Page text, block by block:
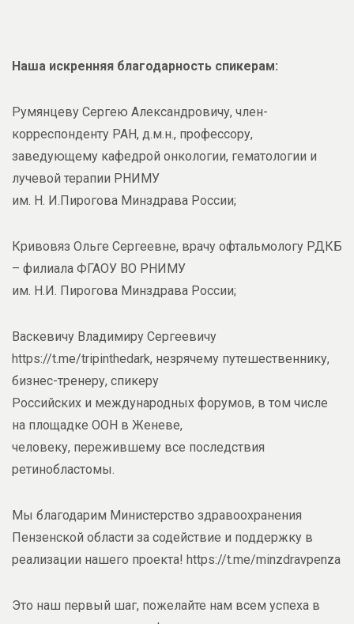
Наша искренняя благодарность спикерам:
Румянцеву Сергею Александровичу, член-
корреспонденту РАН, д.м.н., профессору,
заведующему кафедрой онкологии, гематологии и
лучевой терапии РНИМУ
им. Н. И.Пирогова Минздрава России;
Кривовяз Ольге Сергеевне, врачу офтальмологу РДКБ
– филиала ФГАОУ ВО РНИМУ
им. Н.И. Пирогова Минздрава России;
Васкевичу Владимиру Сергеевичу
https://t.me/tripinthedark, незрячему путешественнику,
бизнес-тренеру, спикеру
Российских и международных форумов, в том числе
на площадке ООН в Женеве,
человеку, пережившему все последствия
ретинобластомы.
Мы благодарим Министерство здравоохранения
Пензенской области за содействие и поддержку в
реализации нашего проекта! https://t.me/minzdravpenza
Это наш первый шаг, пожелайте нам всем успеха в